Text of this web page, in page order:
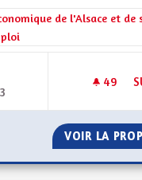
de la catégorie :
de l'Alsace et de
49
VOIR LA